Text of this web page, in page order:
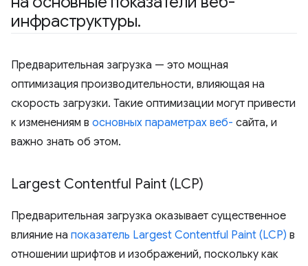
инфраструктуры.
Предварительная загрузка — это мощная
оптимизация производительности, влияющая на
скорость загрузки. Такие оптимизации могут привести
к изменениям в основных параметрах веб- сайта, и
важно знать об этом.
Largest Contentful Paint (LCP)
Предварительная загрузка оказывает существенное
влияние на показатель Largest Contentful Paint (LCP) в
отношении шрифтов и изображений, поскольку как